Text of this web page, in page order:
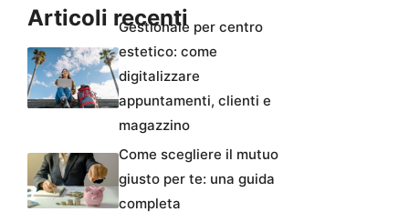
Articoli recentiGestionale per centro
estetico: come
digitalizzare
appuntamenti, clienti e
magazzino
Come scegliere il mutuo
giusto per te: una guida
completa